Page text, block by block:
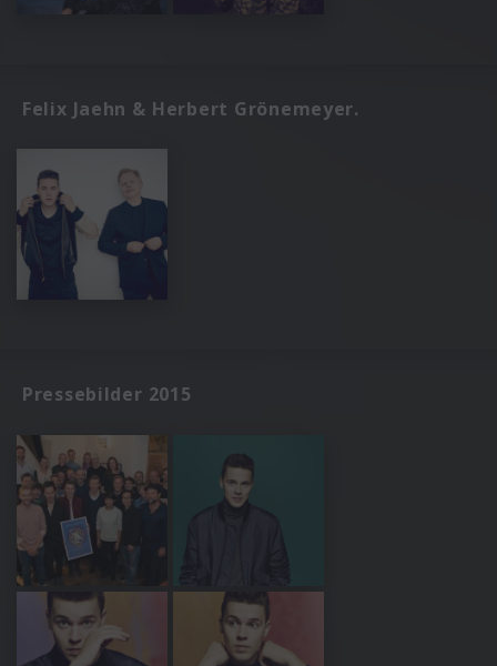
Felix Jaehn & Herbert Grönemeyer.
Pressebilder 2015